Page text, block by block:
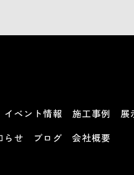
イベント情報 施工事例
展
らせ
ブログ 会社概要